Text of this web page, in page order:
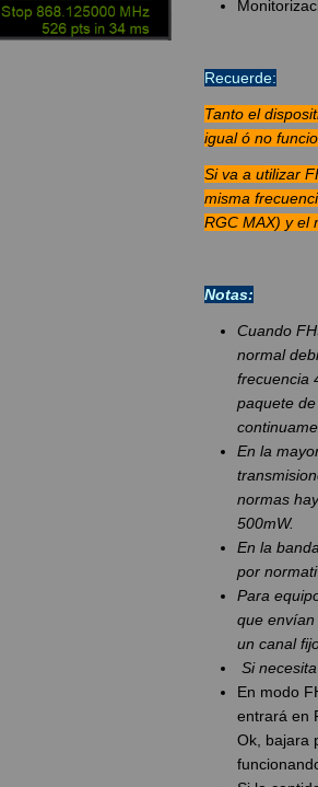
Recuerde:
Tanto el
igual ó no
Si va a utilizar
misma
RGC MAX) y el
Notas:
Cuando
normal
frecuencia
paquete
En la
normas
500mW.
En la
por
Para
que envían
un canal
Si
En modo
entrará en
Ok, bajara